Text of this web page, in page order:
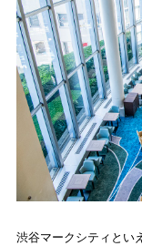
渋谷マークシティとい